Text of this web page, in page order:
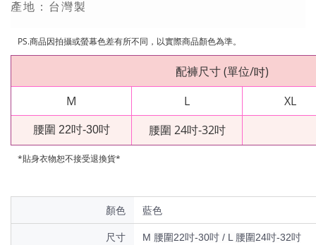
產地：台灣製
PS.商品因拍攝或螢幕色差有所不同，以實際商品顏色為準。
配褲尺寸(單位/吋)
M
L XL
腰圍 22吋-30吋 腰圍 24吋-32吋
*貼身衣物恕不接受退換貨*
顏色
藍色
尺寸
M 腰圍22吋-30吋 / L 腰圍24吋-32吋